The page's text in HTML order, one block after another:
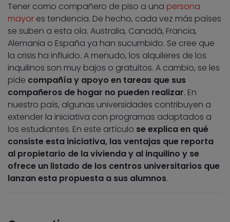
Tener como compañero de piso a una persona
mayor es tendencia. De hecho, cada vez más países
se suben a esta ola. Australia, Canadá, Francia,
Alemania o España ya han sucumbido. Se cree que
la crisis ha influido. A menudo, los alquileres de los
inquilinos son muy bajos o gratuitos. A cambio, se les
pide compañía y apoyo en tareas que sus
compañeros de hogar no pueden realizar. En
nuestro país, algunas universidades contribuyen a
extender la iniciativa con programas adaptados a
los estudiantes. En este artículo se explica en qué
consiste esta iniciativa, las ventajas que reporta
al propietario de la vivienda y al inquilino y se
ofrece un listado de los centros universitarios que
lanzan esta propuesta a sus alumnos.